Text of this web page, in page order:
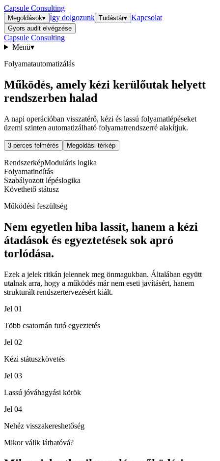
Capsule Consulting
Megoldások▾ Így dolgozunk Tudástár▾ Kapcsolat
Gyors audit elvégzése
Capsule Consulting
Menü▾
Folyamatautomatizálás
Működés, amely kézi kerülőutak helyett
rendszerben halad
A napi operációban visszatérő, kézi és lassú folyamatlépéseket
üzemi szinten automatizálható folyamatrendszerré alakítjuk.
3 perces felmérés Megoldási térkép
RendszerképModuláris logika
Folyamatindítás
Szabályozott lépéslogika
Követhető státusz
Működési feszültség
Nem egyetlen hiba lassít, hanem a kézi
átadások és egyeztetések sok apró
torlódása.
Ezek a jelek ritkán jelennek meg önmagukban. Általában együtt
utalnak arra, hogy a működés már nem eseti javításért, hanem
strukturált rendszertervezésért kiált.
Jel 01
Több csatornán futó egyeztetés
Jel 02
Kézi státuszkövetés
Jel 03
Lassú jóváhagyási körök
Jel 04
Nehéz visszakereshetőség
Mikor válik láthatóvá?